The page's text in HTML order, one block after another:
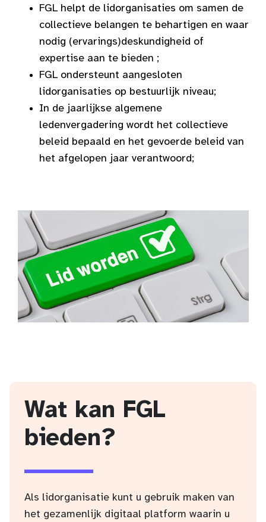
FGL helpt de lidorganisaties om samen de
collectieve belangen te behartigen en waar
nodig (ervarings)deskundigheid of
expertise aan te bieden ;
FGL ondersteunt aangesloten
lidorganisaties op bestuurlijk niveau;
In de jaarlijkse algemene
ledenvergadering wordt het collectieve
beleid bepaald en het gevoerde beleid van
het afgelopen jaar verantwoord;
Wat kan FGL
bieden?
Als lidorganisatie kunt u gebruik maken van
het gezamenlijk digitaal platform waarin u